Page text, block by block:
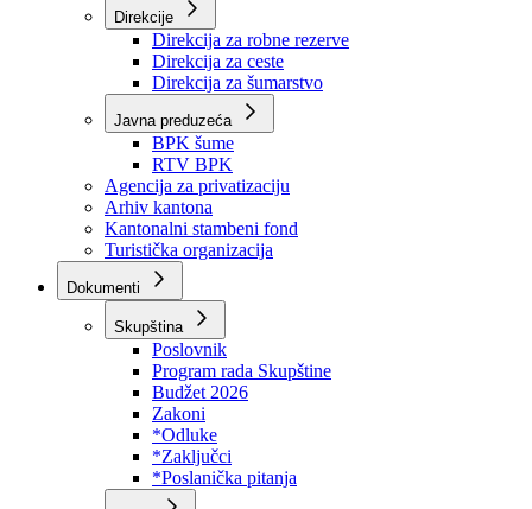
Kantonalna uprava za inspekcijske poslove
Kantonalna uprava civilne zaštite
Direkcije
Direkcija za robne rezerve
Direkcija za ceste
Direkcija za šumarstvo
Javna preduzeća
BPK šume
RTV BPK
Agencija za privatizaciju
Arhiv kantona
Kantonalni stambeni fond
Turistička organizacija
Dokumenti
Skupština
Poslovnik
Program rada Skupštine
Budžet 2026
Zakoni
*Odluke